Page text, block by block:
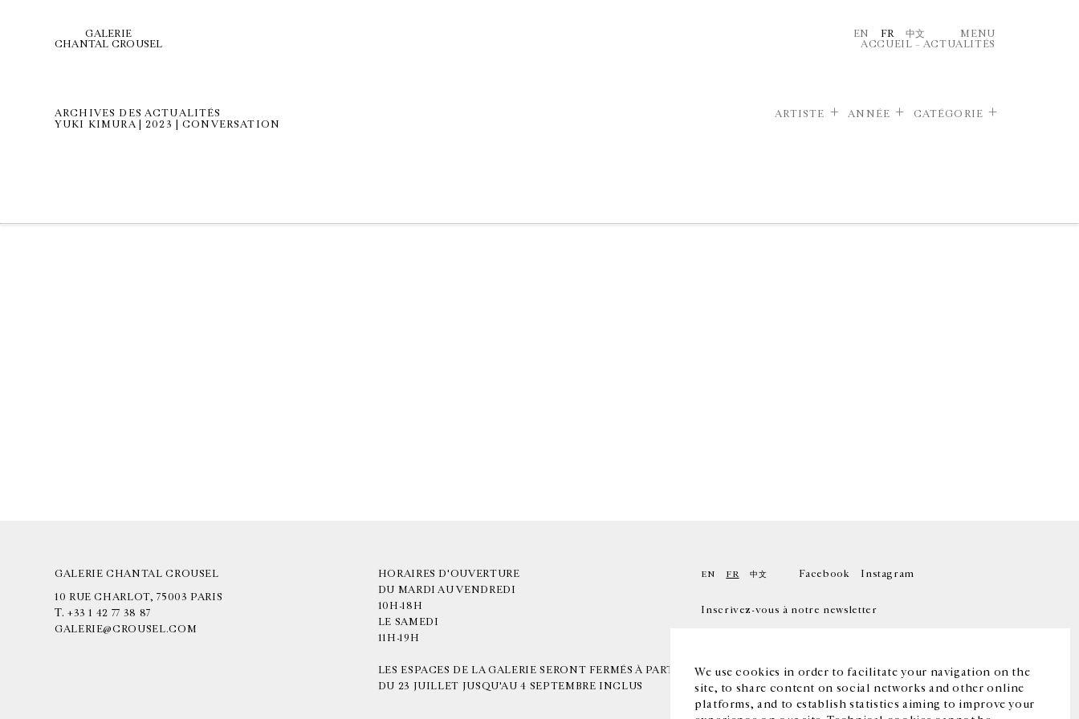
We use cookies in order to facilitate your navigation on the
site, to share content on social networks and other online
platforms, and to establish statistics aiming to improve your
GALERIE
CHANTAL CROUSEL
EN FR 中文
MENU
ACCUEIL – ACTUALITÉS
ARCHIVES DES ACTUALITÉS
YUKI KIMURA | 2023 | CONVERSATION
ARTISTE ANNÉE CATÉGORIE
GALERIE CHANTAL CROUSEL
10 RUE CHARLOT, 75003 PARIS
T. +33 1 42 77 38 87
GALERIE@CROUSEL.COM
HORAIRES D'OUVERTURE
DU MARDI AU VENDREDI
10H-18H
LE SAMEDI
11H-19H
LES ESPACES DE LA GALERIE SERONT FERMÉS À PARTIR
DU 23 JUILLET JUSQU'AU 4 SEPTEMBRE INCLUS
EN FR 中文 Facebook Instagram
Inscrivez-vous à notre newsletter